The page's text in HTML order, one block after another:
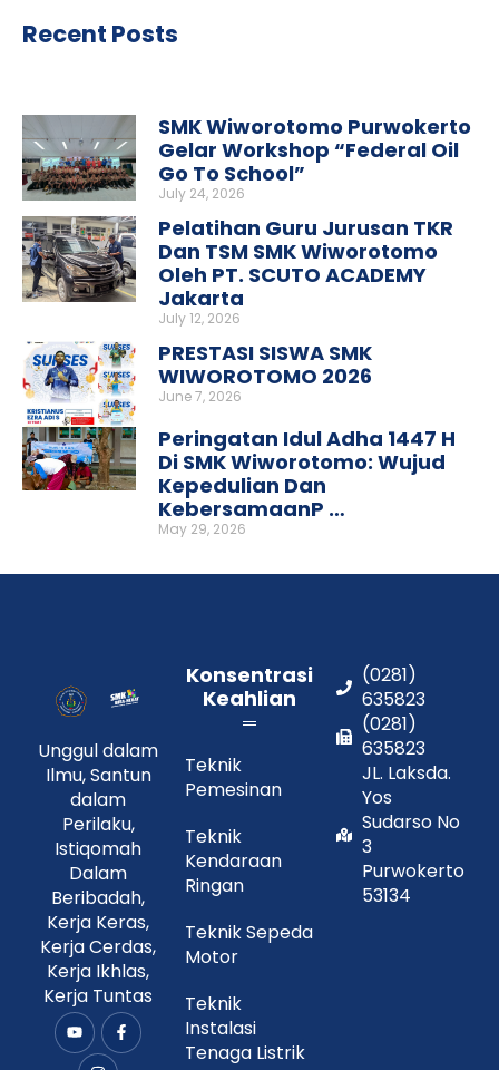
Recent Posts
SMK Wiworotomo Purwokerto
Gelar Workshop “Federal Oil
Go To School”
July 24, 2026
Pelatihan Guru Jurusan TKR
Dan TSM SMK Wiworotomo
Oleh PT. SCUTO ACADEMY
Jakarta
July 12, 2026
PRESTASI SISWA SMK
WIWOROTOMO 2026
June 7, 2026
Peringatan Idul Adha 1447 H
Di SMK Wiworotomo: Wujud
Kepedulian Dan
KebersamaanP …
May 29, 2026
Unggul dalam
Ilmu, Santun
dalam
Perilaku,
Istiqomah
Dalam
Beribadah,
Kerja Keras,
Kerja Cerdas,
Kerja Ikhlas,
Kerja Tuntas
Y
o
u
F
a
n
s
Konsentrasi
Keahlian
Teknik
Pemesinan
Teknik
Kendaraan
Ringan
Teknik Sepeda
Motor
Teknik
Instalasi
Tenaga Listrik
(0281)
635823
(0281)
635823
JL. Laksda.
Yos
Sudarso No
3
Purwokerto
53134